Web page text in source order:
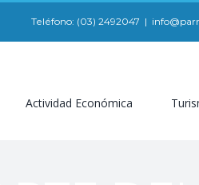
Teléfono: (03) 2492047 |
Actividad Económica